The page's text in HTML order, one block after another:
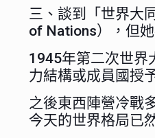
三、談到「世界大
of Nations），但
1945年第二次世界
力結構或成員國授
之後東西陣營冷戰
今天的世界格局已